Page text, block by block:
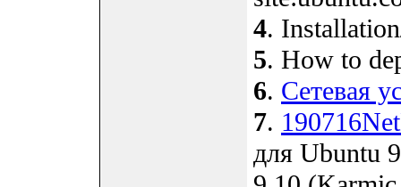
4.
5. How to
6. Сетевая
7.
для Ubuntu